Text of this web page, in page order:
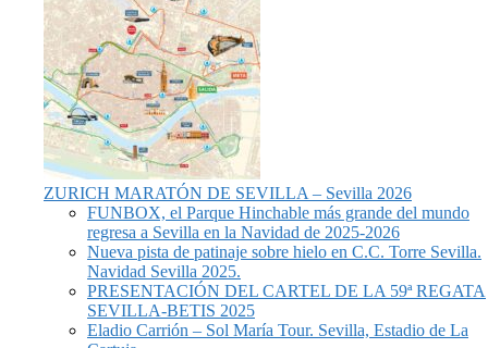
ZURICH MARATÓN DE SEVILLA – Sevilla 2026
FUNBOX, el Parque Hinchable más grande del mundo
regresa a Sevilla en la Navidad de 2025-2026
Nueva pista de patinaje sobre hielo en C.C. Torre Sevilla.
Navidad Sevilla 2025.
PRESENTACIÓN DEL CARTEL DE LA 59ª REGATA
SEVILLA-BETIS 2025
Eladio Carrión – Sol María Tour. Sevilla, Estadio de La